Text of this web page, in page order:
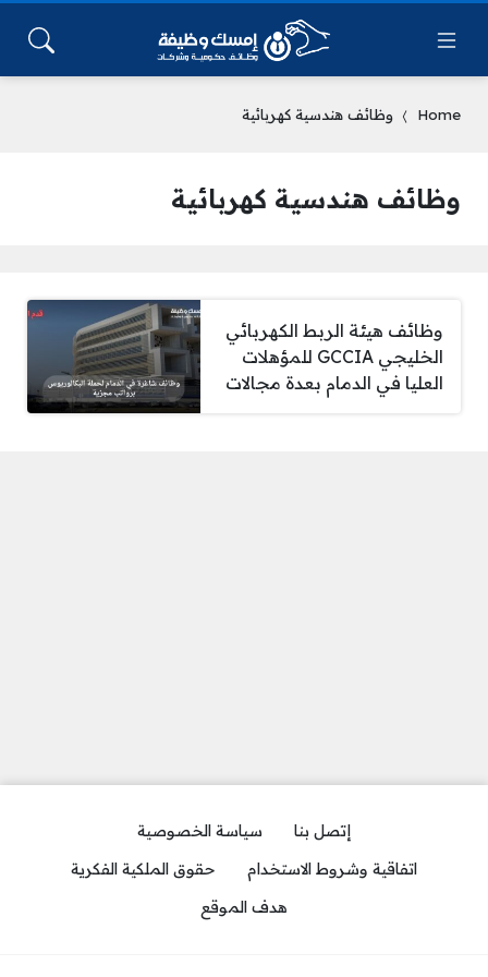
Home وظائف هندسية كهربائية
وظائف هندسية كهربائية
وظائف هيئة الربط الكهربائي
الخليجي GCCIA للمؤهلات
العليا في الدمام بعدة مجالات
إتصل بنا
سياسة الخصوصية
اتفاقية وشروط الاستخدام
حقوق الملكية الفكرية
هدف الموقع